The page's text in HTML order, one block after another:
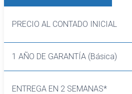
PRECIO AL CONTADO INICIAL
1 AÑO DE GARANTÍA (Básica)
ENTREGA EN 2 SEMANAS*